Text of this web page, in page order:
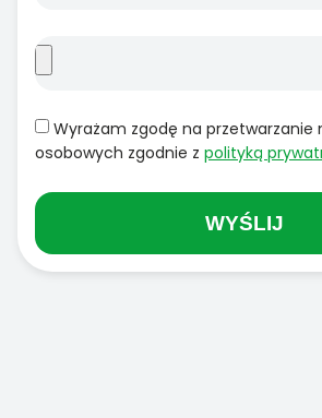
Wyrażam zgodę na
osobowych zgodnie z polityką
WYŚLIJ